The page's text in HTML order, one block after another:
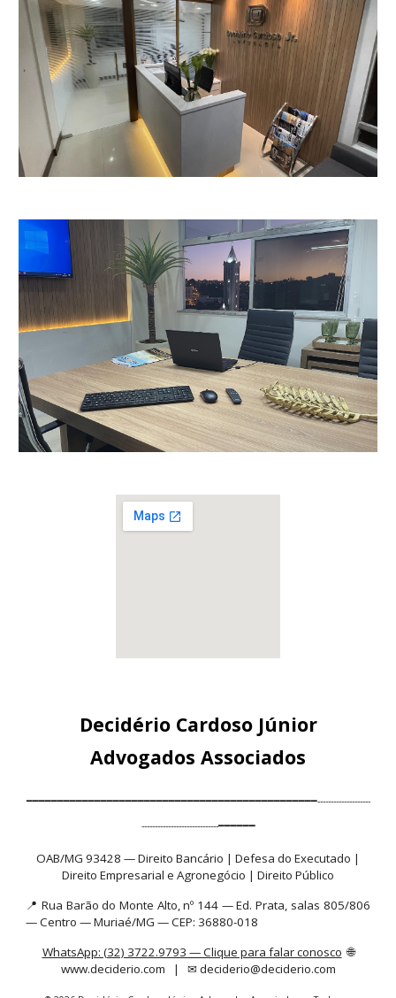
Decidério Cardoso Júnior
Advogados Associados
━━━━━━━━━━━━━━━━━━━━━━━━━━━━━━━━━━━━━━━━━━━━━━━--------------------
-----------------------------━━━━━━
OAB/MG 93428 — Direito Bancário | Defesa do Executado |
Direito Empresarial e Agronegócio | Direito Público
📍 Rua Barão do Monte Alto, nº 144 — Ed. Prata, salas 805/806
— Centro — Muriaé/MG — CEP: 36880-018
WhatsApp: (32) 3722.9793 — Clique para falar conosco 🌐
www.deciderio.com | ✉ deciderio@deciderio.com